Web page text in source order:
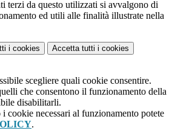
terzi da questo utilizzati si avvalgono di
ed utili alle finalità illustrate nella
i cookies Accetta tutti i cookies
scegliere quali cookie consentire.
che consentono il funzionamento della
disabilitarli.
cookie necessari al funzionamento potete
.